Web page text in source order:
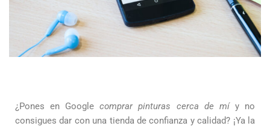
¿Pones en Googlecomprar pinturas cerca de mí y no
consigues dar con una tienda de confianza y calidad? ¡Ya la